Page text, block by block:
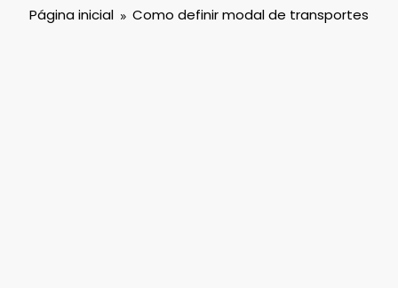
Página inicial Como definir modal de transportes